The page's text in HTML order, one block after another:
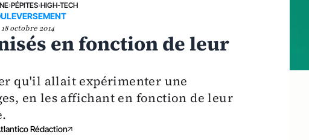
›PÉPITES›HIGH-TECH
18 octobre 2014
en fonction de leur
qu'il allait expérimenter une
en les affichant en fonction de leur
Rédaction